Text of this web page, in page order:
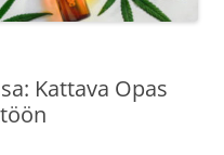
Kattava Opas